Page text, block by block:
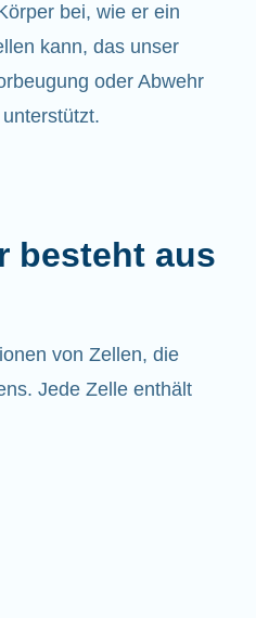
bei, wie er ein
kann, das unser
oder Abwehr
besteht aus
von Zellen, die
Jede Zelle enthält